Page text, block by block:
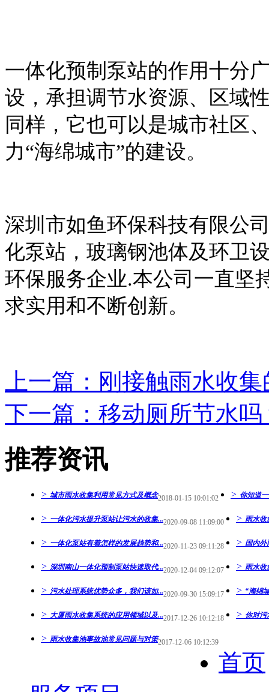
一体化预制泵站的作用十分
设，承担调节水资源、区域
同样，它也可以是城市社区
力“海绵城市”的建设。
深圳市如鱼环保科技有限公
化泵站，玻璃钢池体及环卫
环保服务企业.本公司一直坚
求实用和不断创新。
上一篇：刚接触雨水收
下一篇：移动厕所节水吗
推荐资讯
> 城市雨水收集利用常见方式及概念2018-01-15 10:01:02 > 你知道
> 一体化污水提升泵站让污水的收集...2020-09-08 11:09:00 > 雨水收
> 一体化泵站有着怎样的发展趋势和...2020-11-23 09:11:28 > 国内外
> 深圳南山一体化预制泵站快速取代...2020-12-04 09:12:07 > 雨水收
> 污水处理系统优势众多，我们该如...2020-09-30 15:09:17 > “海绵
> 大厦雨水收集系统的应用领域以及...2017-12-26 10:12:18 > 你对污
> 雨水收集池事故池常见问题与对策2017-12-06 10:12:39
首页